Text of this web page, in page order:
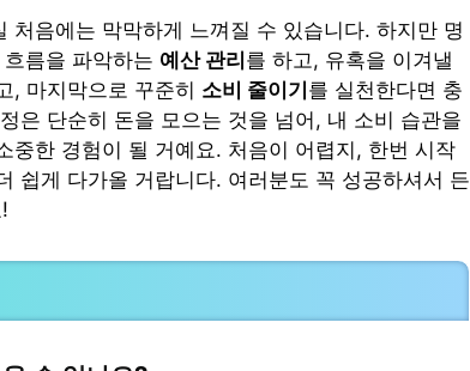
처음에는 막막하게 느껴질 수 있습니다. 하지만 명
름을 파악하는 예산 관리를 하고, 유혹을 이겨낼
, 마지막으로 꾸준히 소비 줄이기를 실천한다면 충
은 단순히 돈을 모으는 것을 넘어, 내 소비 습관을
중한 경험이 될 거예요. 처음이 어렵지, 한번 시작
쉽게 다가올 거랍니다. 여러분도 꼭 성공하셔서 든